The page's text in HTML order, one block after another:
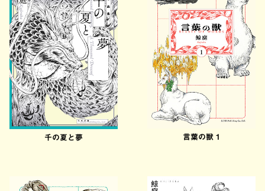
千の夏と夢 言葉の獣 1